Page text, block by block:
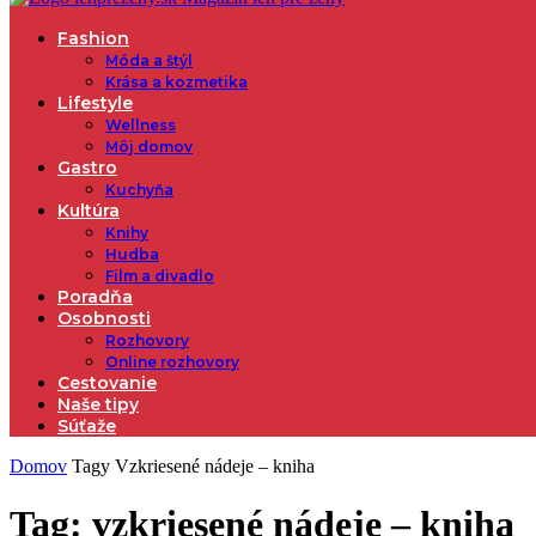
Fashion
Móda a štýl
Krása a kozmetika
Lifestyle
Wellness
Môj domov
Gastro
Kuchyňa
Kultúra
Knihy
Hudba
Film a divadlo
Poradňa
Osobnosti
Rozhovory
Online rozhovory
Cestovanie
Naše tipy
Súťaže
Domov Tagy Vzkriesené nádeje – kniha
Tag: vzkriesené nádeje – kniha